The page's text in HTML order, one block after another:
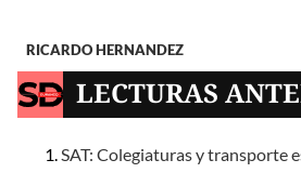
RICARDO HERNANDEZ
LECTURAS
SAT: Colegiaturas y transporte